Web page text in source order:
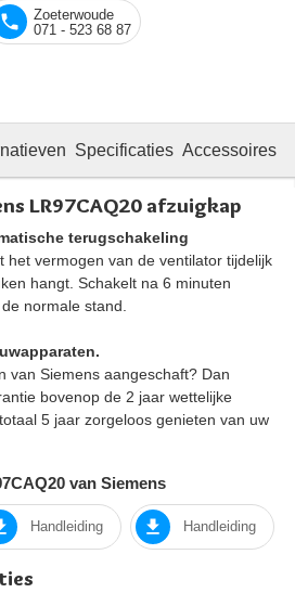
Zoeterwoude
071 - 523 68 87
Specificaties Accessoires
LR97CAQ20 afzuigkap
terugschakeling
het vermogen van de ventilator tijdelijk
hangt. Schakelt na 6 minuten
normale stand.
van Siemens aangeschaft? Dan
bovenop de 2 jaar wettelijke
5 jaar zorgeloos genieten van uw
van Siemens
Handleiding Handleiding